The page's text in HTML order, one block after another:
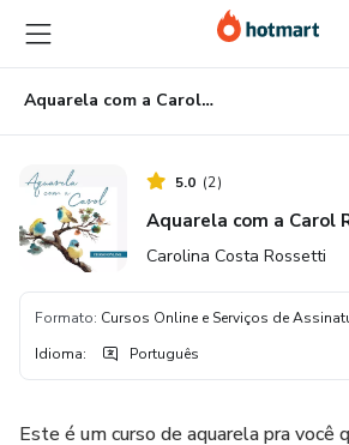
para
o
conteúdo
principal
para
o
pagamento
para
o
rodapé
Aquarela com a Carol Rossetti
5.0 (2)
Aquarela com a Carol
Carolina Costa Rossetti
Formato: Cursos Online e Serviços de
Idioma: Português
Este é um curso de aquarela pra você